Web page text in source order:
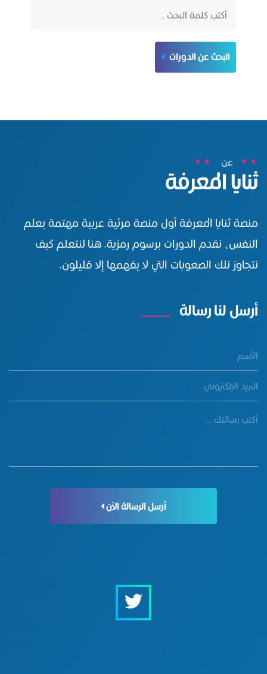
البحث عن الدورات
عن
ثنايا المعرفة
منصة ثنايا المعرفة أول منصة مرئية عربية مهتمة بعلم
النفس، نقدم الدورات برسوم رمزية. هنا لنتعلم كيف
نتجاوز تلك الصعوبات التي لا يفهمها إلا قليلون.
أرسل لنا رسالة
أرسل الرسالة الآن